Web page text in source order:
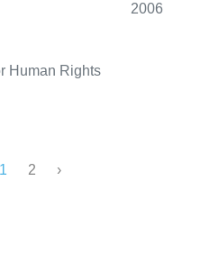
Human Rights
2006
1 2 ›